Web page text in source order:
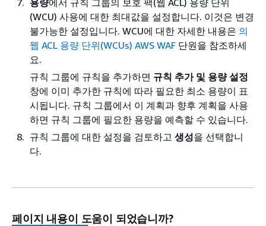
용량에서 규칙 그룹의 보호 팩(웹 ACL) 용량 단위
(WCU) 사용에 대한 최대값을 설정합니다. 이것은 변경
불가능한 설정입니다. WCU에 대한 자세한 내용은 의
웹 ACL 용량 단위(WCUs) AWS WAF 단원을 참조하세
요.
규칙 그룹에 규칙을 추가하면 규칙 추가 및 용량 설정
창에 이미 추가한 규칙에 따라 필요한 최소 용량이 표
시됩니다. 규칙 그룹에서 이 계획과 향후 계획을 사용
하면 규칙 그룹에 필요한 용량을 예측할 수 있습니다.
규칙 그룹에 대한 설정을 검토하고 생성을 선택합니
다.
페이지 내용이 도움이 되었습니까?